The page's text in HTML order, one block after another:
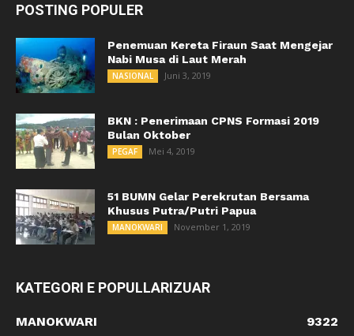
POSTING POPULER
Penemuan Kereta Firaun Saat Mengejar
Nabi Musa di Laut Merah
NASIONAL Juni 3, 2019
BKN : Penerimaan CPNS Formasi 2019
Bulan Oktober
PEGAF Mei 4, 2019
51 BUMN Gelar Perekrutan Bersama
Khusus Putra/Putri Papua
MANOKWARI November 1, 2019
KATEGORI E POPULLARIZUAR
MANOKWARI
9322